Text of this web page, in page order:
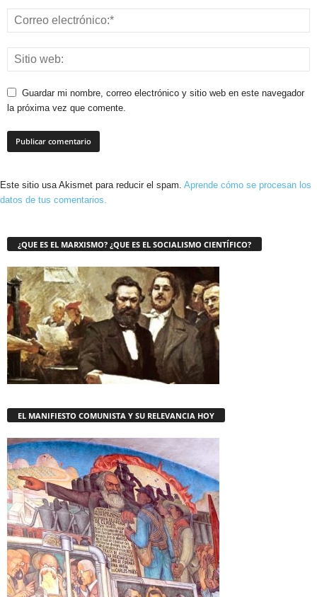
Guardar mi nombre, correo electrónico y sitio web en este navegador
la próxima vez que comente.
Este sitio usa Akismet para reducir el spam. Aprende cómo se procesan los
datos de tus comentarios.
¿QUE ES EL MARXISMO? ¿QUE ES EL SOCIALISMO CIENTÍFICO?
EL MANIFIESTO COMUNISTA Y SU RELEVANCIA HOY